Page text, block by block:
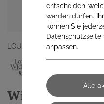
LOUIS WIDMER GMBH
Widmer
entscheiden,
werden dürfen.
können Sie
anpassen.